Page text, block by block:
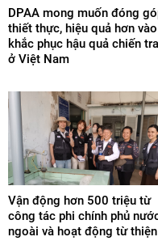
DPAA mong muốn đóng
thiết thực, hiệu quả hơn vào
khắc phục hậu quả chiến
ở Việt Nam
Vận động hơn 500 triệu từ
công tác phi chính phủ
ngoài và hoạt động từ thiện